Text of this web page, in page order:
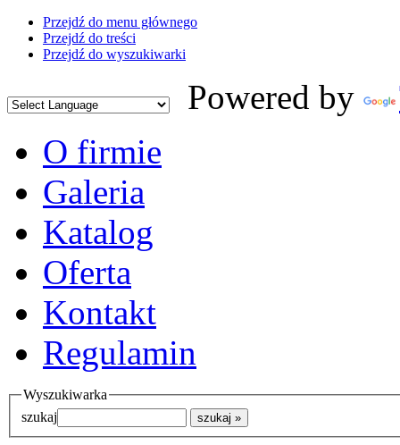
Przejdź do menu głównego
Przejdź do treści
Przejdź do wyszukiwarki
Powered by
O firmie
Galeria
Katalog
Oferta
Kontakt
Regulamin
Wyszukiwarka
szukaj